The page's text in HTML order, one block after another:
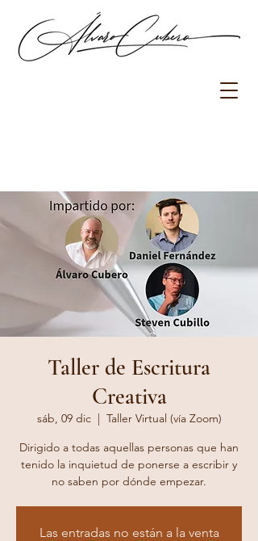
Taller de Escritura
Creativa
sáb, 09 dic
  |
Taller Virtual (vía Zoom)
Dirigido a todas aquellas personas que han
tenido la inquietud de ponerse a escribir y
no saben por dónde empezar.
Las entradas no están a la venta